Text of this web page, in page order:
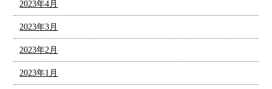
2023年4月
2023年3月
2023年2月
2023年1月